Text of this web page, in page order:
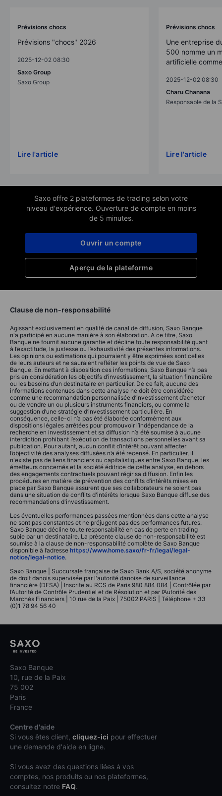
Prévisions chocs
Prévisions "chocs" 2026
2025-12-02 08:30
Saxo Group
Saxo Group
Lire l'article
Prévisions chocs
Une entreprise
500 nomme un
artificielle
2025-12-02 08:30
Charu Chanana
Responsable de la
Lire l'article
Saxo offre 2 plateformes de trading selon votre
niveau d'expérience. Ouverture de compte en moins
de 5 minutes.
Aperçu de la plateforme
Ouvrir un compte
Clause de non-responsabilité
Agissant exclusivement en qualité de canal de diffusion, Saxo Banque
n'a participé en aucune manière à son élaboration. A ce titre, Saxo
Banque ne fournit aucune garantie et décline toute responsabilité quant
à l’exactitude, la justesse ou l’exhaustivité des présentes informations.
Les opinions ou estimations qui pourraient y être exprimées sont celles
de leurs auteurs et ne sauraient refléter les points de vue de Saxo
Banque. En mettant à disposition ces informations, Saxo Banque n’a pas
pris en considération les objectifs d’investissement, la situation financière
ou les besoins d’un destinataire en particulier. De ce fait, aucune des
informations contenues dans cette analyse ne doit être considérée
comme une recommandation personnalisée d’investissement d’acheter
ou de vendre un ou plusieurs instruments financiers, ou comme la
suggestion d’une stratégie d’investissement particulière. En
conséquence, celle-ci n’a pas été élaborée conformément aux
dispositions légales arrêtées pour promouvoir l’indépendance de la
recherche en investissement et sa diffusion n’a été soumise à aucune
interdiction prohibant l’exécution de transactions personnelles avant sa
publication. Pour autant, aucun conflit d’intérêt pouvant affecter
l’objectivité des analyses diffusées n’a été recensé. En particulier, il
n'existe pas de liens financiers ou capitalistiques entre Saxo Banque, les
émetteurs concernés et la société éditrice de cette analyse, en dehors
des engagements contractuels pouvant régir sa diffusion. Enfin les
procédures en matière de prévention des conflits d’intérêts mises en
place par Saxo Banque assurent que ses collaborateurs ne soient pas
dans une situation de conflits d'intérêts lorsque Saxo Banque diffuse des
recommandations d'investissement.
Les éventuelles performances passées mentionnées dans cette analyse
ne sont pas constantes et ne préjugent pas des performances futures.
Saxo Banque décline toute responsabilité en cas de perte en trading
subie par un destinataire. La présente clause de non-responsabilité est
soumise à la clause de non-responsabilité complète de Saxo Banque
disponible à l’adresse https://www.home.saxo/fr-fr/legal/legal-
notice/legal-notice.
Saxo Banque | Succursale française de Saxo Bank A/S, société anonyme
de droit danois supervisée par l'autorité danoise de surveillance
financière (DFSA) | Inscrite au RCS de Paris 980 884 084 | Contrôlée par
l’Autorité de Contrôle Prudentiel et de Résolution et par l’Autorité des
Marchés Financiers | 10 rue de la Paix | 75002 PARIS | Téléphone + 33
(0)1 78 94 56 40
Saxo Banque
10, rue de la Paix
75 002
Paris
France
Centre d'aide
Si vous êtes client, cliquez-ici pour effectuer
une demande d'aide en ligne.
Si vous avez des questions liées à vos
comptes, nos produits ou nos plateformes,
consultez notre FAQ.